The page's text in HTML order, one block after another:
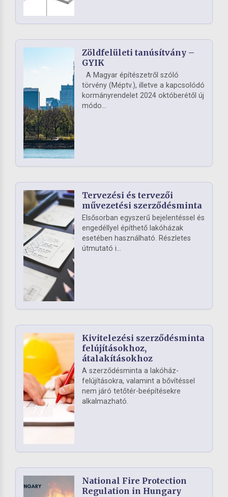
Zöldfelületi tanúsítvány –
GYIK
A Magyar építészetről szóló
törvény (Méptv.), illetve a kapcsolódó
kormányrendelet 2024 októberétől új
módo...
Tervezési és tervezői
művezetési szerződésminta
Elsősorban egyszerű bejelentéssel és
engedéllyel építhető lakóházak
esetében használható. Részletes
útmutató i...
Kivitelezési szerződésminta
felújításokhoz,
átalakításokhoz
A szerződésminta a lakóház-
felújításokra, valamint a bővítéssel
nem járó tetőtér-beépítésekre
alkalmazható.
National Fire Protection
Regulation in Hungary